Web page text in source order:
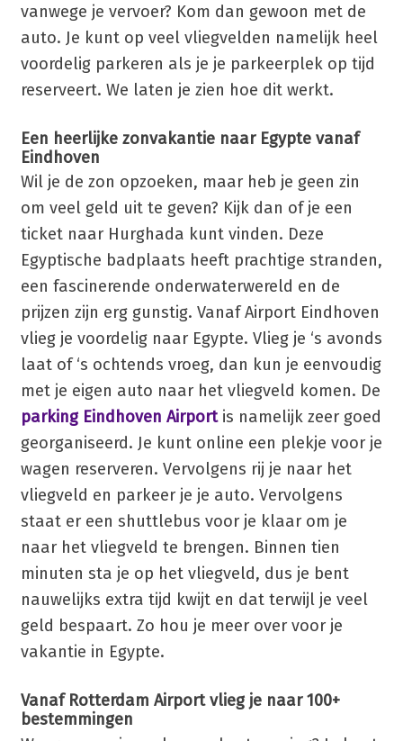
vanwege je vervoer? Kom dan gewoon met de
auto. Je kunt op veel vliegvelden namelijk heel
voordelig parkeren als je je parkeerplek op tijd
reserveert. We laten je zien hoe dit werkt.
Een heerlijke zonvakantie naar Egypte vanaf
Eindhoven
Wil je de zon opzoeken, maar heb je geen zin
om veel geld uit te geven? Kijk dan of je een
ticket naar Hurghada kunt vinden. Deze
Egyptische badplaats heeft prachtige stranden,
een fascinerende onderwaterwereld en de
prijzen zijn erg gunstig. Vanaf Airport Eindhoven
vlieg je voordelig naar Egypte. Vlieg je ‘s avonds
laat of ‘s ochtends vroeg, dan kun je eenvoudig
met je eigen auto naar het vliegveld komen. De
parking Eindhoven Airportis namelijk zeer goed
georganiseerd. Je kunt online een plekje voor je
wagen reserveren. Vervolgens rij je naar het
vliegveld en parkeer je je auto. Vervolgens
staat er een shuttlebus voor je klaar om je
naar het vliegveld te brengen. Binnen tien
minuten sta je op het vliegveld, dus je bent
nauwelijks extra tijd kwijt en dat terwijl je veel
geld bespaart. Zo hou je meer over voor je
vakantie in Egypte.
Vanaf Rotterdam Airport vlieg je naar 100+
bestemmingen